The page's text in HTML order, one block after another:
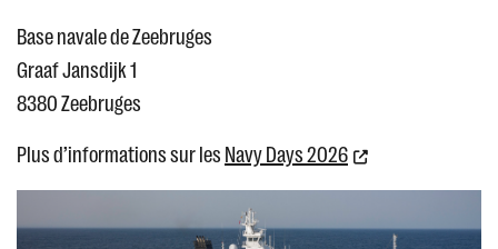
Base navale de Zeebruges
Graaf Jansdijk 1
8380 Zeebruges
Plus d’informations sur les Navy Days 2026